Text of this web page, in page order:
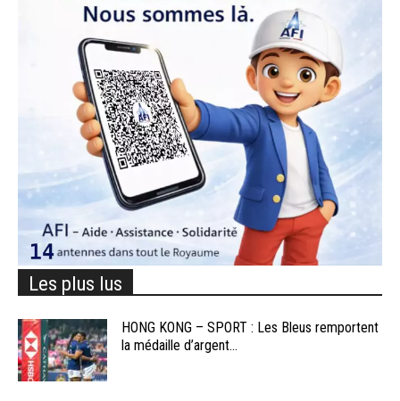
Les plus lus
HONG KONG – SPORT : Les Bleus remportent
la médaille d’argent...